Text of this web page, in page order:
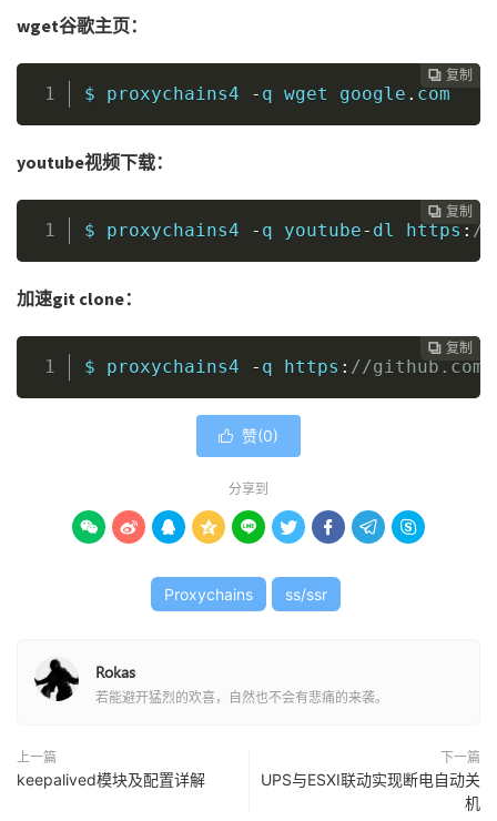
wget谷歌主页：
 复制
 复制
 复制
 复制
 复制
$ proxychains4 - q wget google . com
youtube视频下载：
 复制
 复制
 复制
 复制
$ proxychains4 - q youtube- dl https : //
加速git clone：
 复制
 复制
 复制
$ proxychains4 - q https : //
 赞(0)
分享到
        
Proxychains ss/ssr
Rokas
若能避开猛烈的欢喜，自然也不会有悲痛的来袭。
上一篇
keepalived模块及配置详解
下一篇
UPS与ESXI联动实现断电自动关
机